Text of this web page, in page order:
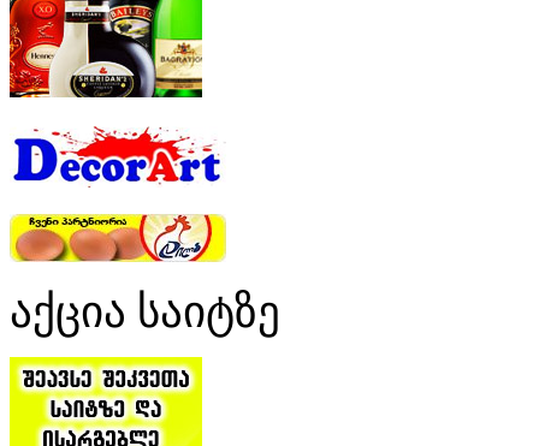
აქცია საიტზე